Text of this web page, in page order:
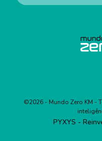
©2026 - Mundo Zero KM -
PYXYS -